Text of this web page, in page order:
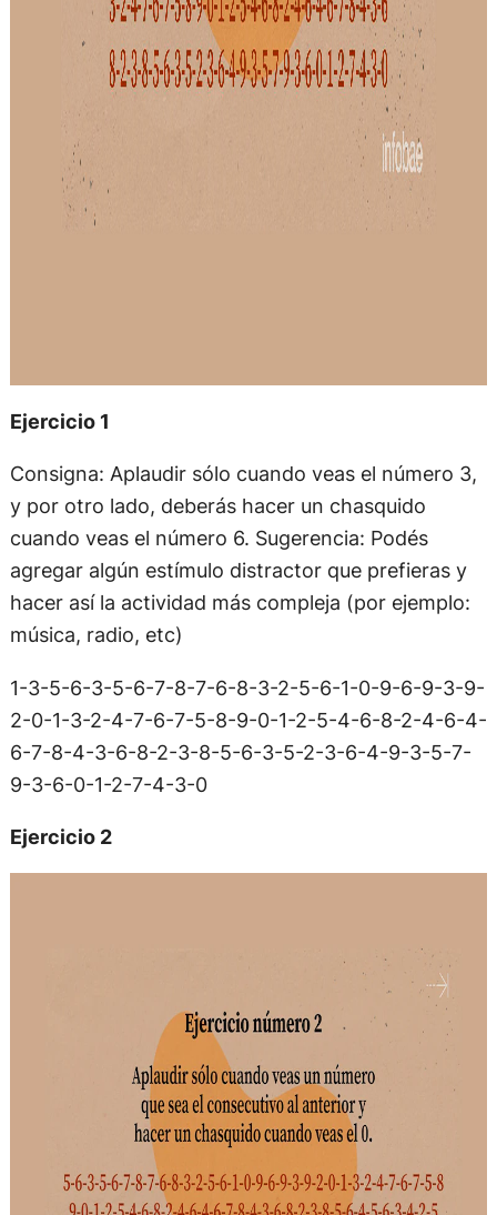
Ejercicio 1
Consigna: Aplaudir sólo cuando veas el número 3,
y por otro lado, deberás hacer un chasquido
cuando veas el número 6. Sugerencia: Podés
agregar algún estímulo distractor que prefieras y
hacer así la actividad más compleja (por ejemplo:
música, radio, etc)
1-3-5-6-3-5-6-7-8-7-6-8-3-2-5-6-1-0-9-6-9-3-9-
2-0-1-3-2-4-7-6-7-5-8-9-0-1-2-5-4-6-8-2-4-6-4-
6-7-8-4-3-6-8-2-3-8-5-6-3-5-2-3-6-4-9-3-5-7-
9-3-6-0-1-2-7-4-3-0
Ejercicio 2